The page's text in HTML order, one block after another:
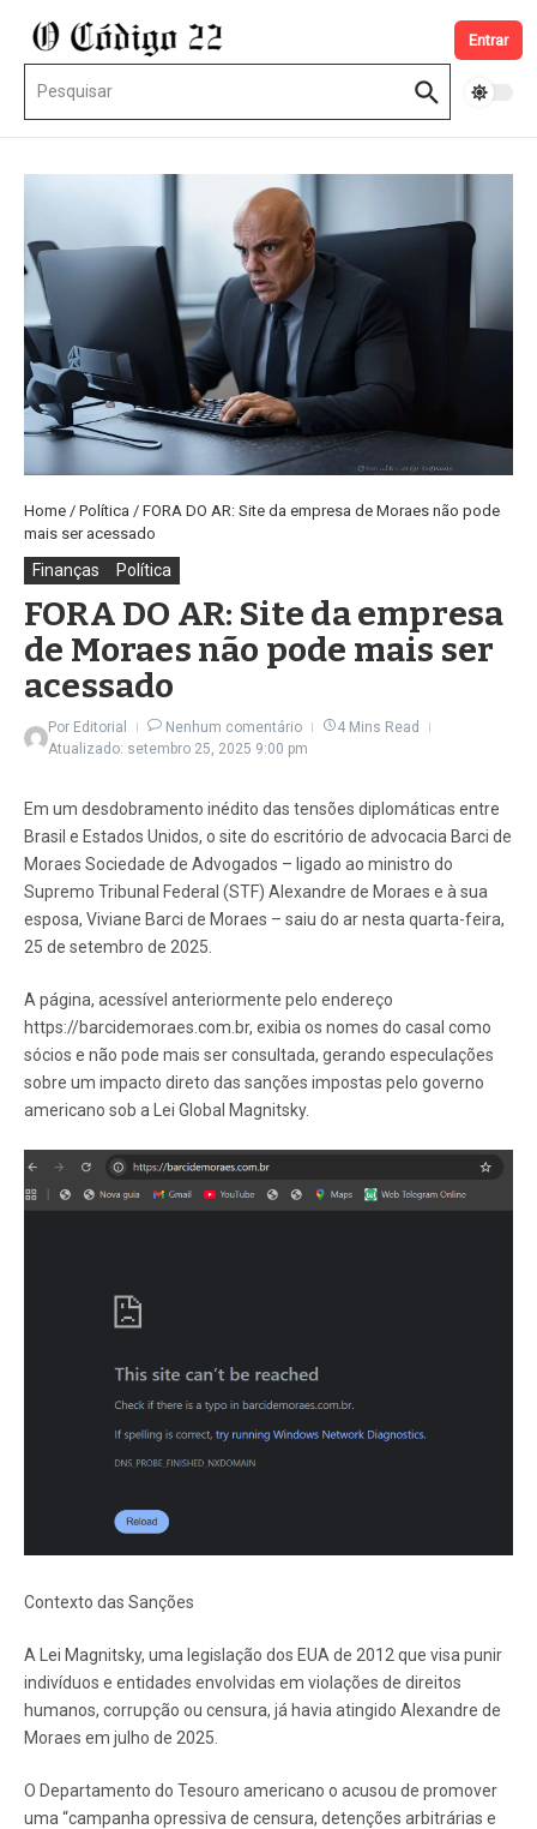
Entrar
Home / Política / FORA DO AR: Site da empresa de Moraes não pode
mais ser acessado
Finanças Política
FORA DO AR: Site da empresa
de Moraes não pode mais ser
acessado
Por Editorial Nenhum comentário
4 Mins Read
Atualizado: setembro 25, 2025 9:00 pm
Em um desdobramento inédito das tensões diplomáticas entre
Brasil e Estados Unidos, o site do escritório de advocacia Barci de
Moraes Sociedade de Advogados – ligado ao ministro do
Supremo Tribunal Federal (STF) Alexandre de Moraes e à sua
esposa, Viviane Barci de Moraes – saiu do ar nesta quarta-feira,
25 de setembro de 2025.
A página, acessível anteriormente pelo endereço
https://barcidemoraes.com.br, exibia os nomes do casal como
sócios e não pode mais ser consultada, gerando especulações
sobre um impacto direto das sanções impostas pelo governo
americano sob a Lei Global Magnitsky.
Contexto das Sanções
A Lei Magnitsky, uma legislação dos EUA de 2012 que visa punir
indivíduos e entidades envolvidas em violações de direitos
humanos, corrupção ou censura, já havia atingido Alexandre de
Moraes em julho de 2025.
O Departamento do Tesouro americano o acusou de promover
uma “campanha opressiva de censura, detenções arbitrárias e